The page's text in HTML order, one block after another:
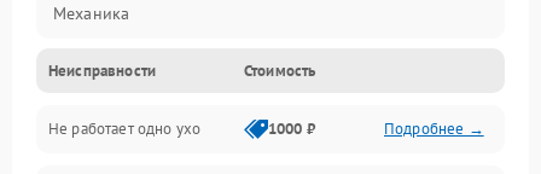
Механика
Электропитание
Связь
Неисправности Стоимость
Не работает одно ухо 1000 ₽ Подробнее →